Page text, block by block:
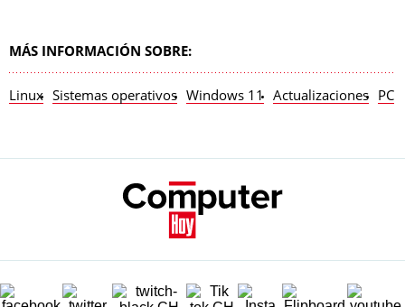
MÁS INFORMACIÓN SOBRE:
Linux Sistemas operativos Windows 11 Actualizaciones PC